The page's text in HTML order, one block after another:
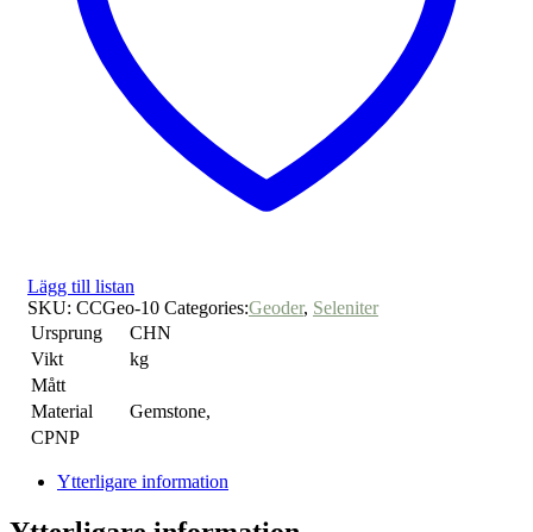
Lägg till listan
SKU: CCGeo-10 Categories:Geoder, Seleniter
Ursprung
CHN
Vikt
kg
Mått
Material
Gemstone,
CPNP
Ytterligare information